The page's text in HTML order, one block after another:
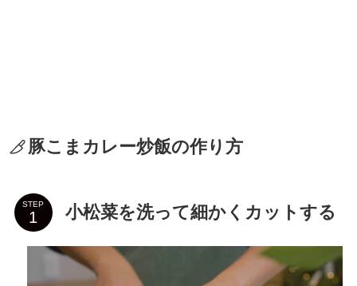
豚こまカレー炒飯の作り方
STEP 小松菜を洗って細かくカットする